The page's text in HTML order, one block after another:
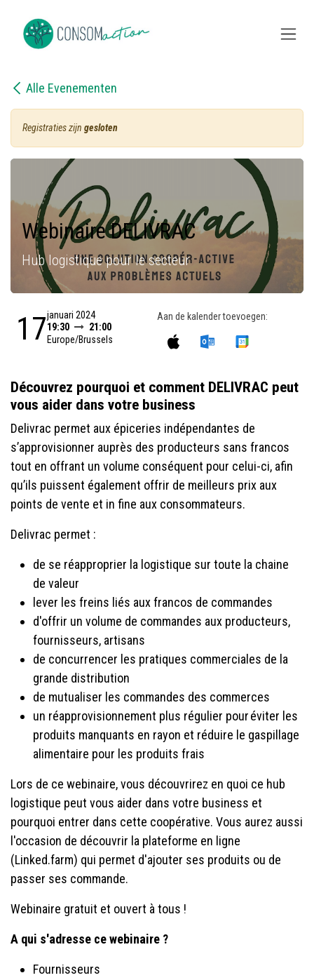
Alle Evenementen
Registraties zijn gesloten
Webinaire DELIVRAC
Hub logistique pour le secteur
17januari 2024
19:30
21:00
Europe/Brussels
Aan de kalender toevoegen:
Découvrez pourquoi et comment DELIVRAC peut
vous aider dans votre business
Delivrac permet aux épiceries indépendantes de
s’approvisionner auprès des producteurs sans francos
tout en offrant un volume conséquent pour celui-ci, afin
qu’ils puissent également offrir de meilleurs prix aux
points de vente et in fine aux consommateurs.
Delivrac permet :
de se réapproprier la logistique sur toute la chaine
de valeur
lever les freins liés aux francos de commandes
d'offrir un volume de commandes aux producteurs,
fournisseurs, artisans
de concurrencer les pratiques commerciales de la
grande distribution
de mutualiser les commandes des commerces
un réapprovisionnement plus régulier pour éviter les
produits manquants en rayon et réduire le gaspillage
alimentaire pour les produits frais
Lors de ce webinaire, vous découvrirez en quoi ce hub
logistique peut vous aider dans votre business et
pourquoi entrer dans cette coopérative. Vous aurez aussi
l'occasion de découvrir la plateforme en ligne
(Linked.farm) qui permet d'ajouter ses produits ou de
passer ses commande.
Webinaire gratuit et ouvert à tous !
A qui s'adresse ce webinaire ?
Fournisseurs